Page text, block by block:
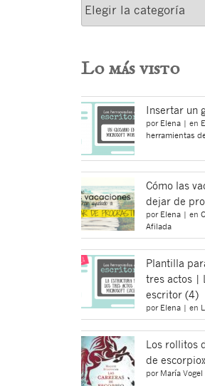
Lo más visto
Insertar un
porElena| en
herramientas
Cómo las
dejar de
porElena| en
Afilada
Plantilla
tres actos |
escritor (4)
porElena| en
Los rollitos
de
porMaría Vogel